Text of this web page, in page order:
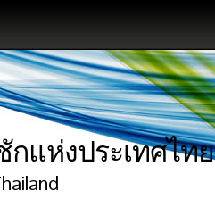
แห่งประเทศไทย